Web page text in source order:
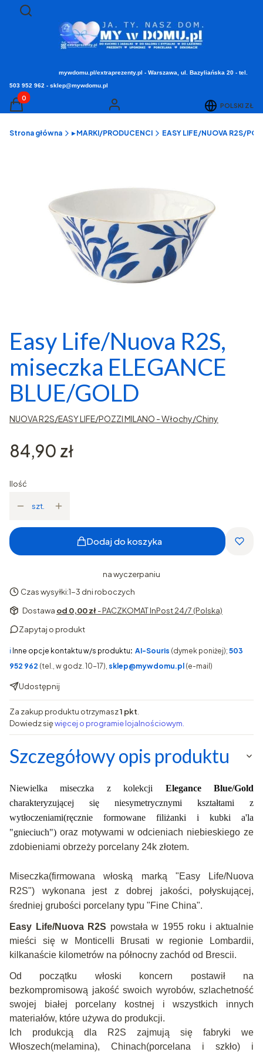
Otwórz wyszukiwarkę
Szukaj
mywdomu.pl/extraprezenty.pl - Warszawa, ul. Bazyliańska 20 - tel.
503 952 962 - sklep@mywdomu.pl
Produkty w koszyku: 0. Zobacz szczegóły
Koszyk Zaloguj się POLSKI ZŁ
Strona główna ▸ MARKI/PRODUCENCI EASY LIFE/NUOVA R2S/
Easy Life/Nuova R2S,
miseczka ELEGANCE
BLUE/GOLD
NUOVA R2S/EASY LIFE/POZZI MILANO - Włochy/Chiny
Cena
84,90 zł
Ilość
szt.
Dodaj do koszyka
na wyczerpaniu
Czas wysyłki:1-3 dni roboczych
Dostawa od 0,00 zł- PACZKOMAT InPost 24/7 (Polska)
Zapytaj o produkt
ℹ️ Inne opcje kontaktu w/s produktu: AI-Souris (dymek poniżej); 503
952 962 (tel., w godz. 10-17), sklep@mywdomu.pl (e-mail)
Udostępnij
Za zakup produktu otrzymasz1 pkt.
Dowiedz sięwięcej o programie lojalnościowym.
Szczegółowy opis produktu
Niewielka miseczka z kolekcji Elegance Blue/Gold
charakteryzującej się niesymetrycznymi kształtami z
wytłoczeniami(ręcznie formowane filiżanki i kubki a'la
"gnieciuch") oraz motywami w odcieniach niebieskiego ze
zdobieniami obrzeży porcelany 24k złotem.
Miseczka(firmowana włoską marką "Easy Life/Nuova
R2S") wykonana jest z dobrej jakości, połyskującej,
średniej grubości porcelany typu "Fine China".
Easy Life/Nuova R2S powstała w 1955 roku i aktualnie
mieści się w Monticelli Brusati w regionie Lombardii,
kilkanaście kilometrów na północny zachód od Brescii.
Od początku włoski koncern postawił na
bezkompromisową jakość swoich wyrobów, szlachetność
swojej białej porcelany kostnej i wszystkich innych
materiałów, które używa do produkcji.
Ich produkcją dla R2S zajmują się fabryki we
Włoszech(melamina), Chinach(porcelana i szkło) i